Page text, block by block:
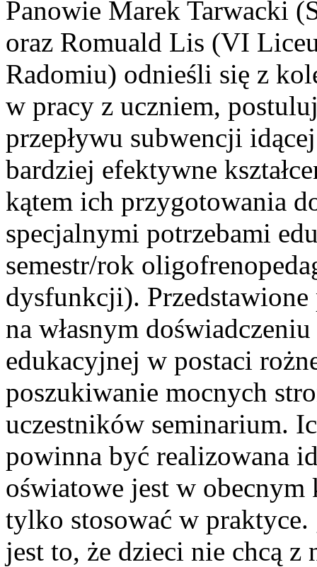
Panowie Marek Tarwacki
oraz Romuald Lis (VI
Radomiu) odnieśli się z
w pracy z uczniem,
przepływu subwencji
bardziej efektywne
kątem ich przygotowania
specjalnymi potrzebami
semestr/rok
dysfunkcji).
na własnym
edukacyjnej w postaci
poszukiwanie mocnych
uczestników seminarium.
powinna być realizowana
oświatowe jest w obecnym
tylko stosować w
jest to, że dzieci nie chcą z